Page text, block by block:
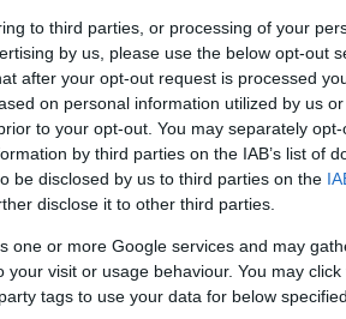
to third parties, or processing of your
by us, please use the below opt-out
after your opt-out request is processed
on personal information utilized by us
to your opt-out. You may separately
by third parties on the IAB’s list of
be disclosed by us to third parties on the
disclose it to other third parties.
one or more Google services and may
visit or usage behaviour. You may
tags to use your data for below
A BFNP (Balaton-felvidéki Nemzeti Park)
legnagyobb nemzeti parkja a
km2) után. Névadója a park magját adó Balaton-
A fel
Nemzeti Park - Térkép,
...
8.
volna a barlangjairól híres
északi részén található 202
hazai nemzeti parknak. Központja
óra alatt érünk el Budapestről autóval. A